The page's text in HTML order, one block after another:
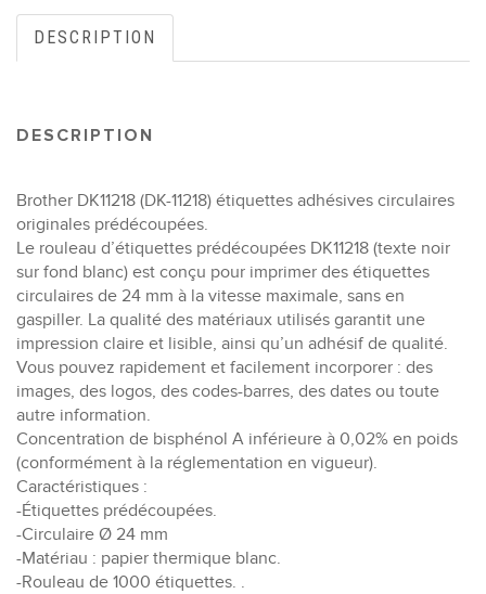
DESCRIPTION
DESCRIPTION
Brother DK11218 (DK-11218) étiquettes adhésives circulaires
originales prédécoupées.
Le rouleau d’étiquettes prédécoupées DK11218 (texte noir
sur fond blanc) est conçu pour imprimer des étiquettes
circulaires de 24 mm à la vitesse maximale, sans en
gaspiller. La qualité des matériaux utilisés garantit une
impression claire et lisible, ainsi qu’un adhésif de qualité.
Vous pouvez rapidement et facilement incorporer : des
images, des logos, des codes-barres, des dates ou toute
autre information.
Concentration de bisphénol A inférieure à 0,02% en poids
(conformément à la réglementation en vigueur).
Caractéristiques :
-Étiquettes prédécoupées.
-Circulaire Ø 24 mm
-Matériau : papier thermique blanc.
-Rouleau de 1000 étiquettes. .